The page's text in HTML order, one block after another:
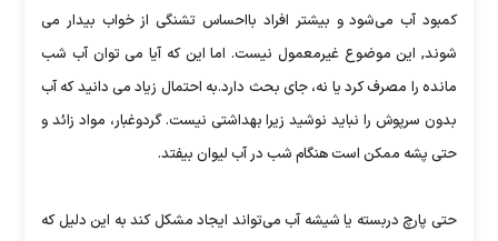
کمبود آب می‌شود و بیشتر افراد بااحساس تشنگی از خواب بیدار می
شوند, این موضوع غیرمعمول نیست. اما این که آیا می توان آب شب‌
مانده را مصرف کرد یا نه، جای بحث دارد.به احتمال زیاد می دانید که آب
بدون سرپوش را نباید نوشید زیرا بهداشتی نیست. گردوغبار، مواد زائد و
حتی پشه ممکن است هنگام شب در آب لیوان بیفتد.
حتی پارچ دربسته یا شیشه آب می‌تواند ایجاد مشکل کند به این دلیل که